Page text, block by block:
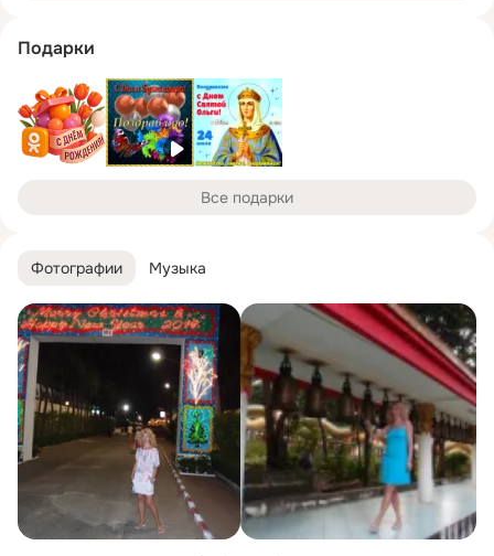
Фотографии Музыка
Подарки
Все подарки